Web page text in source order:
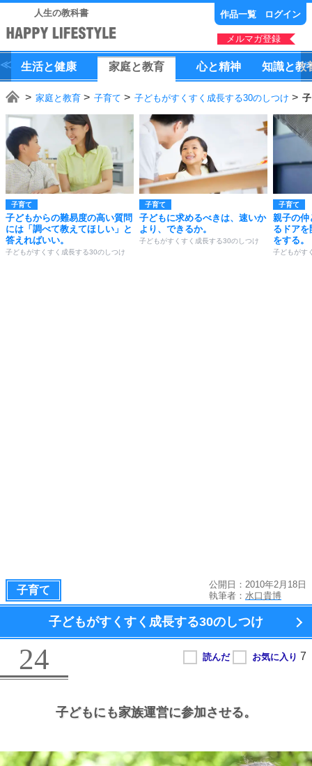
人生の教科書 作品一覧 ログイン
メルマガ登録
生活と健康 家庭と教育 心と精神 知識と教
家庭と教育 子育て 子どもがすくすく成長する30のしつけ
子育て
子どもからの難易度の高い質問
には「調べて教えてほしい」と
答えればいい。
子どもがすくすく成長する30のしつけ
子育て
子どもに求めるべきは、速いか
より、できるか。
子どもがすくすく成長する30のしつけ
子育て
親子の仲
るドア
をする。
子どもがす
子育て
公開日：2010年2月18日
執筆者： 水口貴博
子どもがすくすく成長する30のしつけ
24
子どもにも家族運営に参加させる。